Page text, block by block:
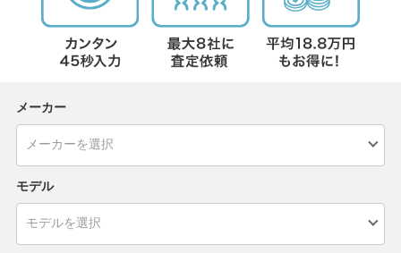
メーカー
モデル